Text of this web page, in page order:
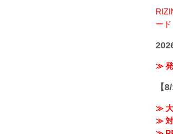
ード
≫ 発
【
≫ 大
≫ 対